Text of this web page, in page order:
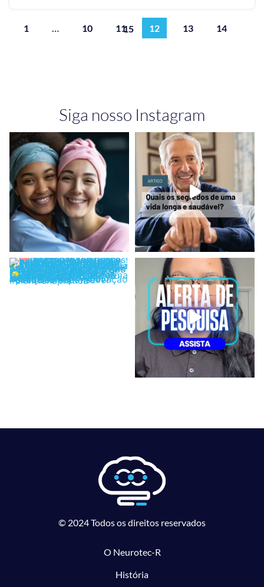
1 10 11 12 13 14
15
Siga nosso Instagram
© 2024 Todos os direitos reservados
O Neurotec-R
História